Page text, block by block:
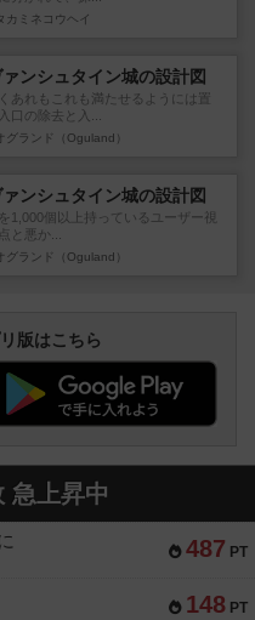
カミネコウヘイ
ンシュタイン城の設計図
あれもこれも満たせるようには置
口の除去と入...
グランド（Oguland）
ンシュタイン城の設計図
1,000個以上持っているユーザー視
と悪か...
グランド（Oguland）
版はこちら
急上昇中
487 PT
148 PT